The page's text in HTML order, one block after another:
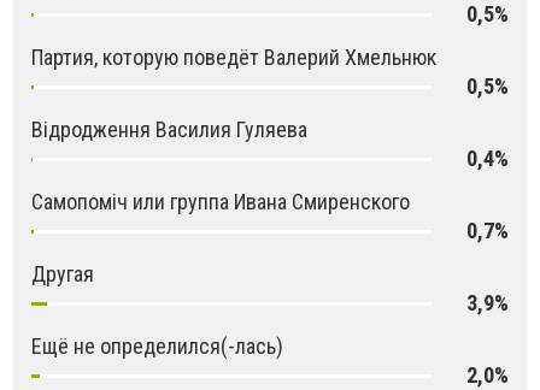
0,5%
Партия, которую поведёт Валерий Хмельнюк
0,5%
Відродження Василия Гуляева
0,4%
Самопоміч или группа Ивана Смиренского
0,7%
Другая
3,9%
Ещё не определился(-лась)
2,0%